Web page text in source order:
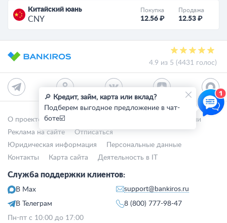
Китайский юань
CNY
Покупка
12.56 ₽
Продажа
12.53 ₽
4.9 из 5 (4431 голос)
О проекте СМИ о нас
Вакансии
Реклама на сайте
Отписаться
Юридическая информация
Персональные данные
Контакты
Карта сайта Деятельность в IT
Служба поддержки клиентов:
В Max
В Телеграм
support@bankiros.ru
8 (800) 777-98-47
Пн-пт с 10:00 до 17:00
🔎 Кредит, займ, карта или вклад?
Подберем выгодное предложение в чат-
боте☑️